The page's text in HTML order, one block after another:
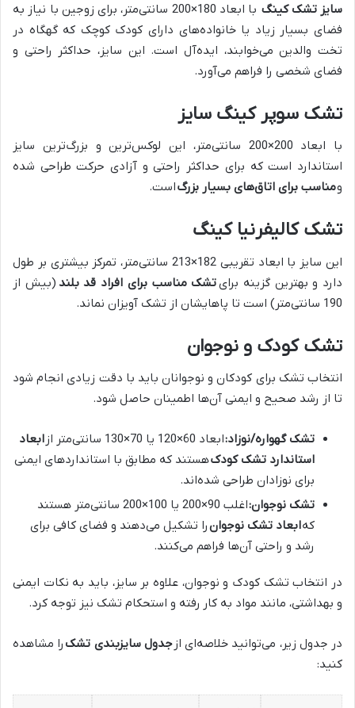
سایز تشک کینگ
با ابعاد 180×200 سانتی‌متر، برای زوجین با نیاز به
فضای بسیار زیاد یا خانواده‌های دارای کودک کوچک که گهگاه در
تخت والدین می‌خوابند، ایده‌آل است. این سایز، حداکثر راحتی و
فضای شخصی را فراهم می‌آورد.
تشک سوپر کینگ سایز
با ابعاد 200×200 سانتی‌متر، این لوکس‌ترین و بزرگ‌ترین سایز
استاندارد است که برای حداکثر راحتی و آزادی حرکت طراحی شده
ومناسب برای اتاق‌های بسیار بزرگاست.
تشک کالیفرنیا کینگ
این سایز با ابعاد تقریبی 182×213 سانتی‌متر، تمرکز بیشتری بر طول
دارد و بهترین گزینه برایتشک مناسب برای افراد قد بلند (بیش از
190 سانتی‌متر) است تا پاهایشان از تشک آویزان نماند.
تشک کودک و نوجوان
انتخاب تشک برای کودکان و نوجوانان باید با دقت زیادی انجام شود
تا از رشد صحیح و ایمنی آن‌ها اطمینان حاصل شود.
تشک گهواره/نوزاد:ابعاد 60×120 یا 70×130 سانتی‌متر از
ابعاد
استاندارد تشک کودکهستند که مطابق با استانداردهای ایمنی
برای نوزادان طراحی شده‌اند.
تشک نوجوان:
اغلب 90×200 یا 100×200 سانتی‌متر هستند
کهابعاد تشک نوجوانرا تشکیل می‌دهند و فضای کافی برای
رشد و راحتی آن‌ها فراهم می‌کنند.
در انتخاب تشک کودک و نوجوان، علاوه بر سایز، باید به نکات ایمنی
و بهداشتی، مانند مواد به کار رفته و استحکام تشک نیز توجه کرد.
در جدول زیر، می‌توانید خلاصه‌ای از جدول سایزبندی تشک را مشاهده
کنید: